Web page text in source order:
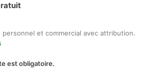
et commercial avec attribution.
est obligatoire.